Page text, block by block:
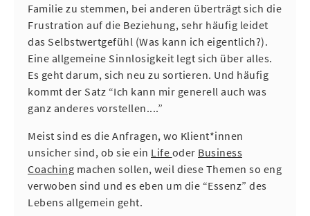
Familie zu stemmen, bei anderen überträgt sich die
Frustration auf die Beziehung, sehr häufig leidet
das Selbstwertgefühl (Was kann ich eigentlich?).
Eine allgemeine Sinnlosigkeit legt sich über alles.
Es geht darum, sich neu zu sortieren. Und häufig
kommt der Satz “Ich kann mir generell auch was
ganz anderes vorstellen....”
Meist sind es die Anfragen, wo Klient*innen
unsicher sind, ob sie ein Life oder Business
Coaching machen sollen, weil diese Themen so eng
verwoben sind und es eben um die “Essenz” des
Lebens allgemein geht.